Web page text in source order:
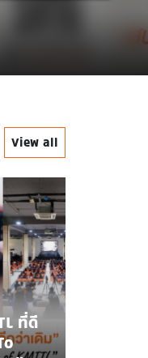
View all
ที่ดี